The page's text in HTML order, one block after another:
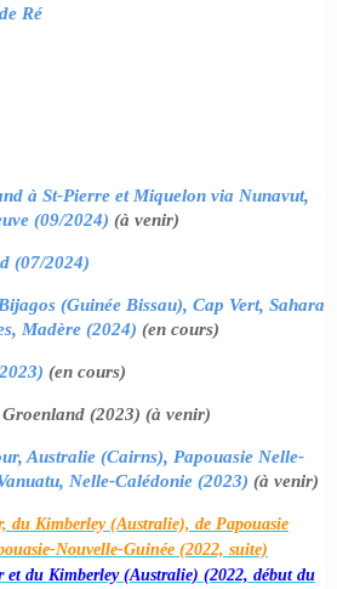
Ré
à St-Pierre et Miquelon via Nunavut,
(09/2024) (à venir)
(07/2024)
(Guinée Bissau), Cap Vert, Sahara
Madère (2024) (en cours)
(en cours)
(2023) (à venir)
Australie (Cairns), Papouasie Nelle-
Nelle-Calédonie (2023) (à venir)
du Kimberley (Australie), de Papouasie
Nouvelle-Guinée (2022, suite)
et du Kimberley (Australie) (2022, début du